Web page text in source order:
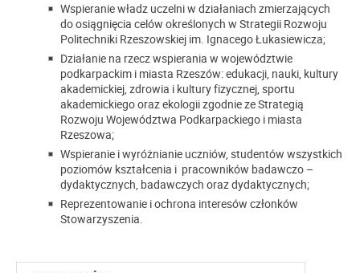
Wspieranie władz uczelni w działaniach zmierzających
do osiągnięcia celów określonych w Strategii Rozwoju
Politechniki Rzeszowskiej im. Ignacego Łukasiewicza;
Działanie na rzecz wspierania w województwie
podkarpackim i miasta Rzeszów: edukacji, nauki, kultury
akademickiej, zdrowia i kultury fizycznej, sportu
akademickiego oraz ekologii zgodnie ze Strategią
Rozwoju Województwa Podkarpackiego i miasta
Rzeszowa;
Wspieranie i wyróżnianie uczniów, studentów wszystkich
poziomów kształcenia i pracowników badawczo –
dydaktycznych, badawczych oraz dydaktycznych;
Reprezentowanie i ochrona interesów członków
Stowarzyszenia.